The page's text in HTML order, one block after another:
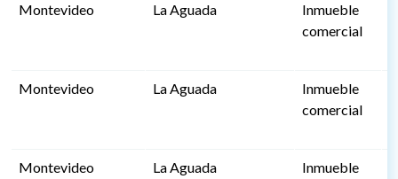
Montevideo La Aguada
Inmueble
comercial
Montevideo La Aguada
Inmueble
comercial
Montevideo La Aguada
Inmueble